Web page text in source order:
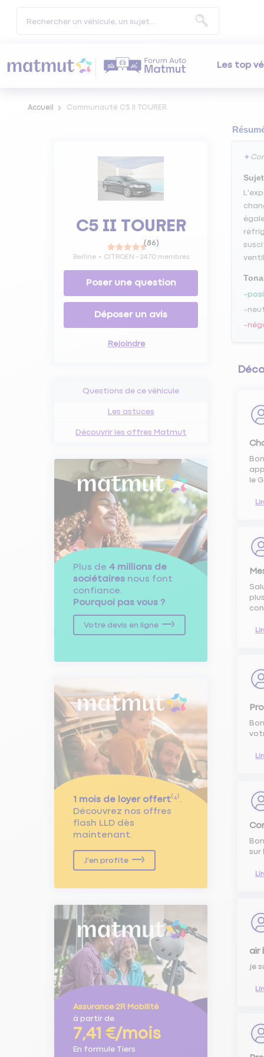
Les top
Accueil Communauté C5 II TOURER
C5 II TOURER
(86)
Berline CITROEN - 2470 membres
Poser une question
Déposer un avis
Rejoindre
Questions de ce véhicule
Les astuces
Découvrir les offres Matmut
Plus de 4 millions de
sociétaires nous font
confiance.
Pourquoi pas vous ?
Votre devis en ligne
1 mois de loyer offert⁽⁴⁾.
Découvrez nos offres
flash LLD dès
maintenant.
J'en profite
Assurance 2R Mobilité
à partir de
7,41 €/mois
En formule Tiers
✦
le
sur
air
je